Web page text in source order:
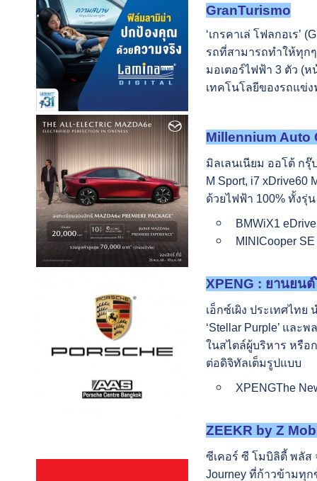
GranTurismo
‘เกรคาเล่ โฟลกอเร’
รถที่สามารถทำให้ทุก
มอเตอร์ไฟฟ้า 3 ตัว (ห
เทคโนโลยีของรถแข่ง
Millennium Auto
มิลเลนเนียม ออโต้ ก
M Sport, i7 xDrive60
ด้วยไฟฟ้า 100% ทั้งรุ่
BMWiX1
MINICooper
XPENG : ยานยนต์
เอ็กซ์เผิง ประเทศไท
‘Stellar Purple’ และ
ในสไตล์ผู้บริหาร หรือ
ต่อดิจิทัลเต็มรูปแบบ
XPENGThe
ZEEKR by Z
ซีเคอร์ ซี โมบิลิตี้ พลัส
Journey ที่ก้าวข้ามทุ